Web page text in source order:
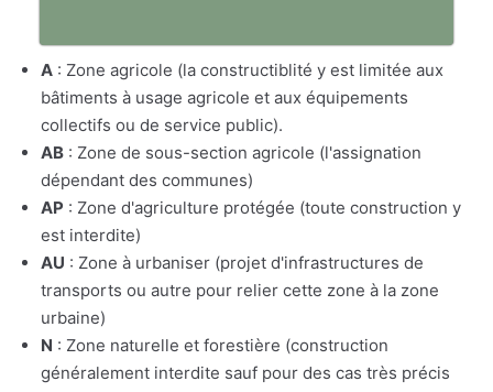
A : Zone agricole (la constructiblité y est limitée aux
bâtiments à usage agricole et aux équipements
collectifs ou de service public).
AB : Zone de sous-section agricole (l'assignation
dépendant des communes)
AP : Zone d'agriculture protégée (toute construction y
est interdite)
AU : Zone à urbaniser (projet d'infrastructures de
transports ou autre pour relier cette zone à la zone
urbaine)
N : Zone naturelle et forestière (construction
généralement interdite sauf pour des cas très précis